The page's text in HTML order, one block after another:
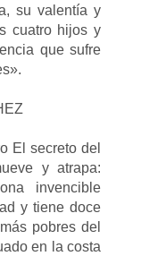
su valentía y
cuatro hijos y
que sufre
El secreto del
y atrapa:
invencible
y tiene doce
pobres del
en la costa